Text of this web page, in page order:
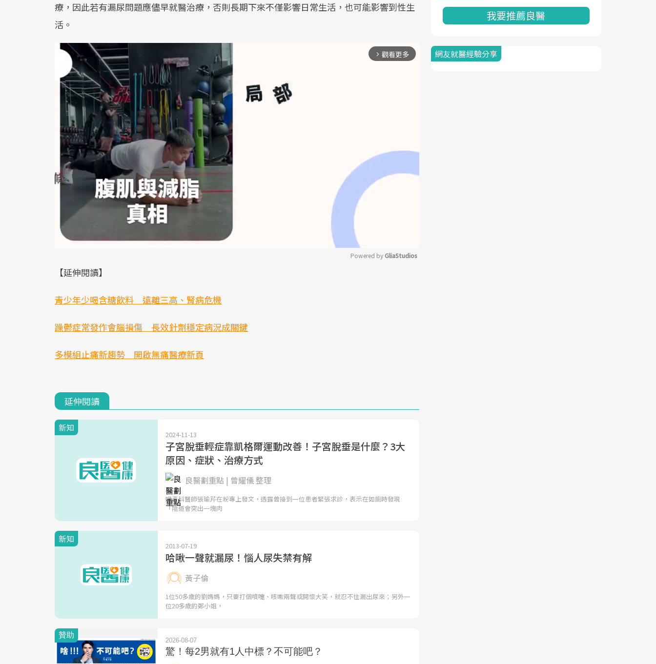
療，因此若有漏尿問題應儘早就醫治療，否則長期下來不僅影響日常生活，也可能影響到性生
活。
arrow_forward_ios 觀看更多
Powered by GliaStudios
【延伸閱讀】
青少年少喝含糖飲料 遠離三高、腎病危機
躁鬱症常發作會腦損傷 長效針劑穩定病況成關鍵
多模組止痛新趨勢 開啟無痛醫療新頁
延伸閱讀
新知
2024-11-13
子宮脫垂輕症靠凱格爾運動改善！子宮脫垂是什麼？3大
原因、症狀、治療方式
良醫劃重點 | 曾耀儀 整理
婦產科醫師張瑜芹在粉專上發文，透露曾接到一位患者緊張求診，表示在如廁時發現
「陰道會突出一塊肉
新知
2013-07-19
哈啾一聲就漏尿！惱人尿失禁有解
黃子倫
1位50多歲的劉媽媽，只要打個噴嚏、咳嗽兩聲或開懷大笑，就忍不住漏出尿來；另外一
位20多歲的鄭小姐，
我要推薦良醫
網友就醫經驗分享